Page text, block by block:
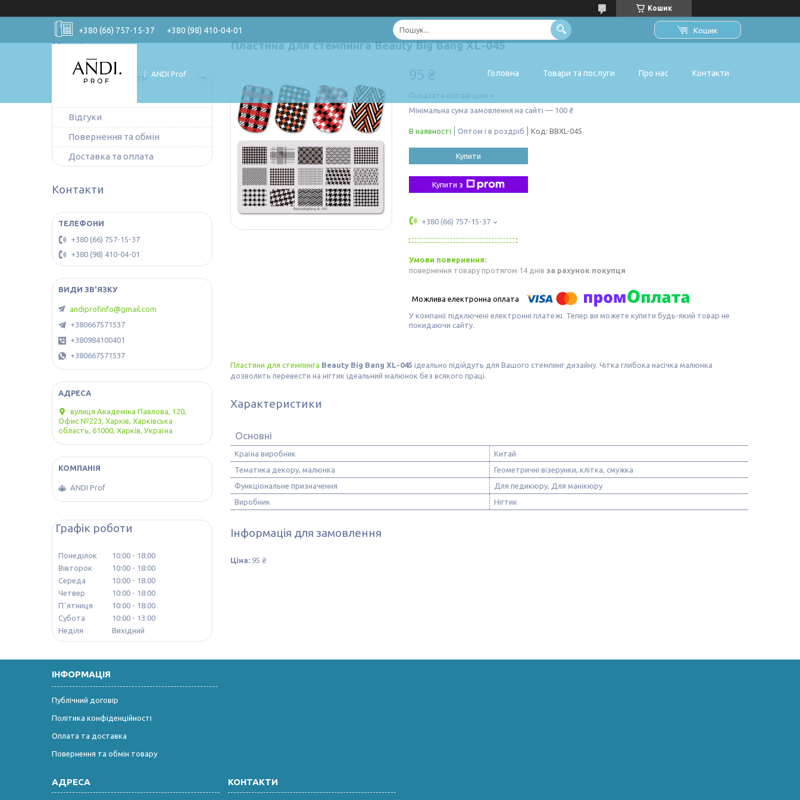
Кошик
+380 (66) 757-15-37 +380 (98) 410-04-01 Кошик
ANDI Prof Головна Товари та послуги Про нас Контакти
Пластина для стемпинга Beauty Big Bang XL-045
95 ₴
Показати оптові ціни
Мінімальна сума замовлення на сайті — 100 ₴
В наявності Оптом і в роздріб Код: BBXL-045
Купити
Купити з
+380 (66) 757-15-37
повернення товару протягом 14 днів за рахунок покупця
У компанії підключені електронні платежі. Тепер ви можете купити будь-який товар не
покидаючи сайту.
Пластини для стемпинга Beauty Big Bang XL-045 ідеально підійдуть для Вашого стемпинг дизайну. Чітка глибока насічка малюнка
дозволить перевести на нігтик ідеальний малюнок без всякого праці.
Характеристики
Основні
Країна виробник
Китай
Тематика декору, малюнка
Геометричні візерунки, клітка, смужка
Функціональне призначення
Для педикюру, Для манікюру
Виробник
Нігтик
Інформація для замовлення
Ціна: 95 ₴
Товари та послуги
Відгуки
Повернення та обмін
Доставка та оплата
Контакти
+380 (66) 757-15-37
+380 (98) 410-04-01
andiprofinfo@gmail.com
+380667571537
+380984100401
+380667571537
вулиця Академіка Павлова, 120,
Офис №223, Харків, Харківська
область, 61000, Харків, Україна
ANDI Prof
Графік роботи
Понеділок 10:00
18:00
Вівторок
10:00
18:00
Середа
10:00
18:00
Четвер
10:00
18:00
Пʼятниця
10:00
18:00
Субота
10:00
13:00
Неділя
Вихідний
ІНФОРМАЦІЯ
Публічний договір
Політика конфіденційності
Оплата та доставка
Повернення та обмін товару